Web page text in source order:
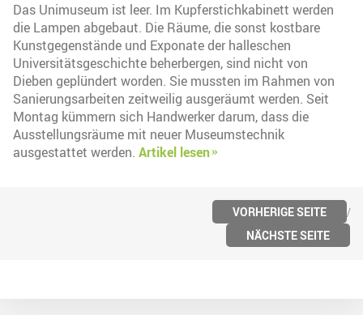
Das Unimuseum ist leer. Im Kupferstichkabinett werden
die Lampen abgebaut. Die Räume, die sonst kostbare
Kunstgegenstände und Exponate der halleschen
Universitätsgeschichte beherbergen, sind nicht von
Dieben geplündert worden. Sie mussten im Rahmen von
Sanierungsarbeiten zeitweilig ausgeräumt werden. Seit
Montag kümmern sich Handwerker darum, dass die
Ausstellungsräume mit neuer Museumstechnik
ausgestattet werden. Artikel lesen
VORHERIGE SEITE
NÄCHSTE SEITE